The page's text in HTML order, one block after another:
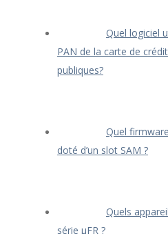
Quel logiciel
PAN de la carte de
publiques?
Quel
doté d’un slot SAM ?
Quels
série μFR ?